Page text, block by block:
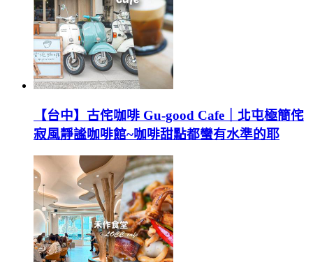
【台中】古侘咖啡 Gu-good Cafe｜北屯極簡侘
寂風靜謐咖啡館~咖啡甜點都蠻有水準的耶